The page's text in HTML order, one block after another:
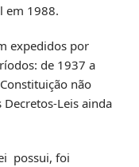
em 1988.
expedidos por
de 1937 a
não
Leis ainda
possui, foi